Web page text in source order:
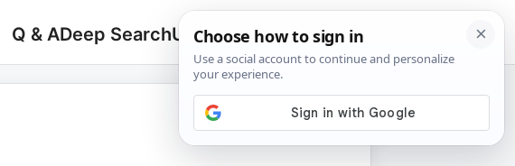
Q & ADeep SearchUpload
Search
for:
🔍